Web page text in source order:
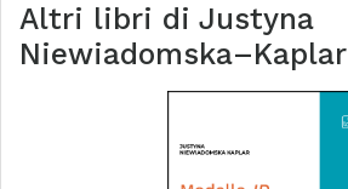
Altri libri di Justyna
Niewiadomska–Kaplar